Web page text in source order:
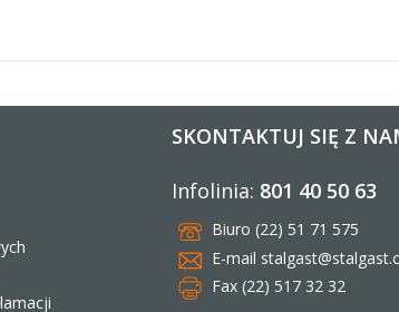
SKONTAKTUJ SIĘ Z
Infolinia: 801 40 50 63
Biuro (22) 51 71 575
E-mail
Fax (22) 517 32 32